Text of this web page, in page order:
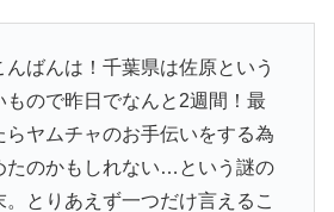
ばんは！千葉県は佐原という
もので昨日でなんと2週間！最
らヤムチャのお手伝いをする為
たのかもしれない…という謎の
とりあえず一つだけ言えるこ